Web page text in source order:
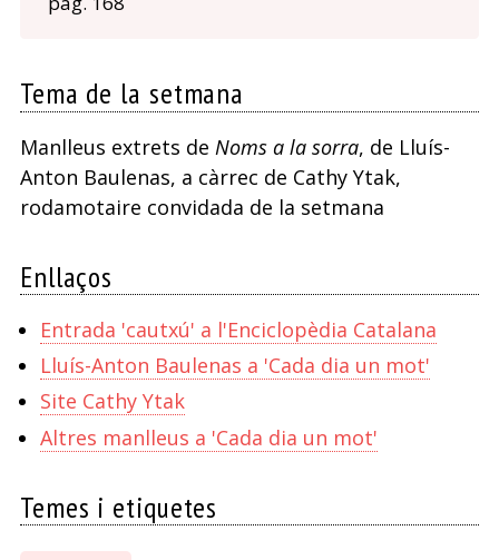
Tema de la setmana
Manlleus extrets de Noms a la sorra, de Lluís-
Anton Baulenas, a càrrec de Cathy Ytak,
rodamotaire convidada de la setmana
Enllaços
Entrada 'cautxú' a l'Enciclopèdia Catalana
Lluís-Anton Baulenas a 'Cada dia un mot'
Site Cathy Ytak
Altres manlleus a 'Cada dia un mot'
Temes i etiquetes